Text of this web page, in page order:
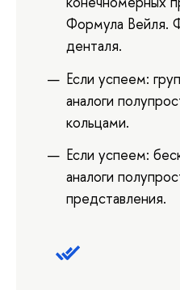
Формула Вейля.
денталя.
Если успеем:
аналоги
кольцами.
Если успеем:
аналоги
представления.